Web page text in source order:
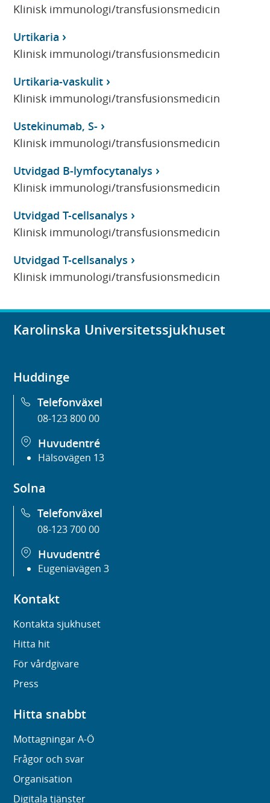
Klinisk immunologi/transfusionsmedicin
Urtikaria
Klinisk immunologi/transfusionsmedicin
Urtikaria-vaskulit
Klinisk immunologi/transfusionsmedicin
Ustekinumab, S-
Klinisk immunologi/transfusionsmedicin
Utvidgad B-lymfocytanalys
Klinisk immunologi/transfusionsmedicin
Utvidgad T-cellsanalys
Klinisk immunologi/transfusionsmedicin
Utvidgad T-cellsanalys
Klinisk immunologi/transfusionsmedicin
Karolinska Universitetssjukhuset
Huddinge
Telefonväxel
08-123 800 00
Huvudentré
Hälsovägen 13
Solna
Telefonväxel
08-123 700 00
Huvudentré
Eugeniavägen 3
Kontakt
Kontakta sjukhuset
Hitta hit
För vårdgivare
Press
Hitta snabbt
Mottagningar A-Ö
Frågor och svar
Organisation
Digitala tjänster